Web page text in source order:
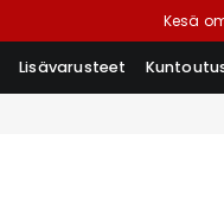
Kesä
Lisävarusteet